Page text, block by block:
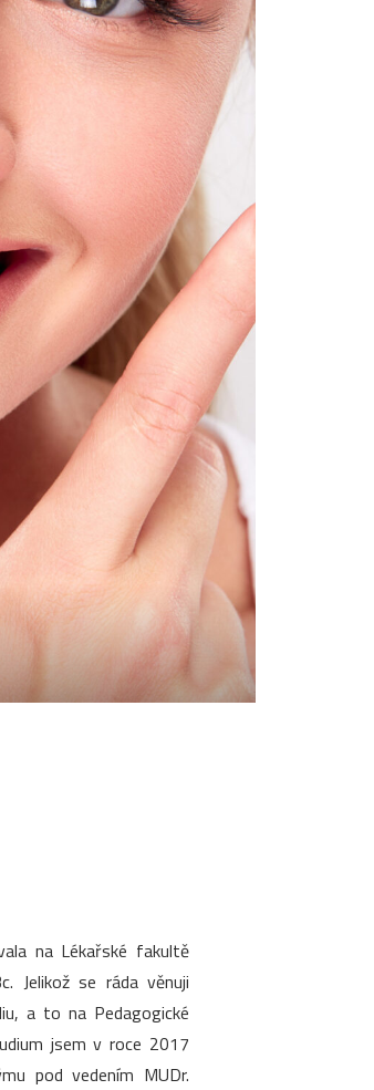
na Lékařské fakultě
Jelikož se ráda věnuji
a to na Pedagogické
jsem v roce 2017
pod vedením MUDr.